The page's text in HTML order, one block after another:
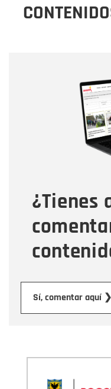
¿Tienes
Sí, comentar aquí ❯
Correo
Tipo de
Mensaje